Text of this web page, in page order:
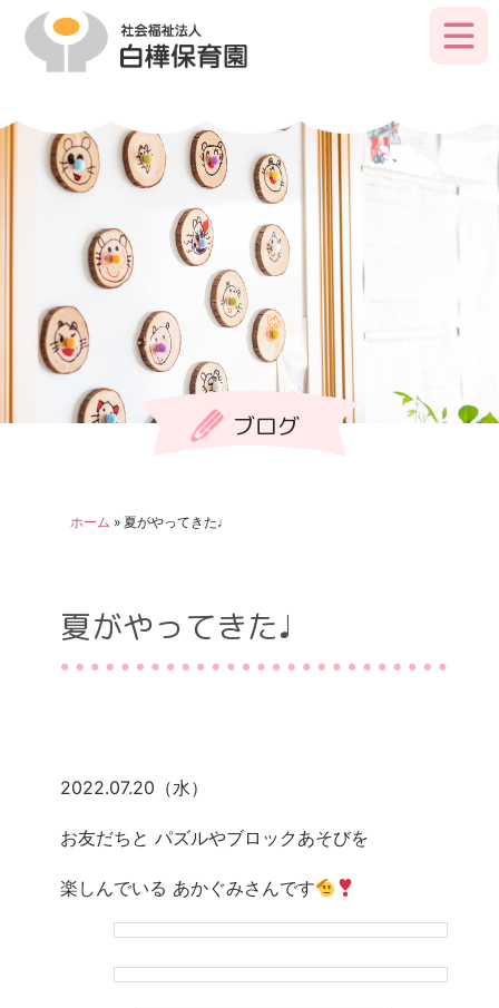
Skip
primary
ブログ
ホーム » 夏がやってきた♩
夏がやってきた♩
2022.07.20（水）
お友だちと パズルやブロックあそびを
楽しんでいる あかぐみさんです